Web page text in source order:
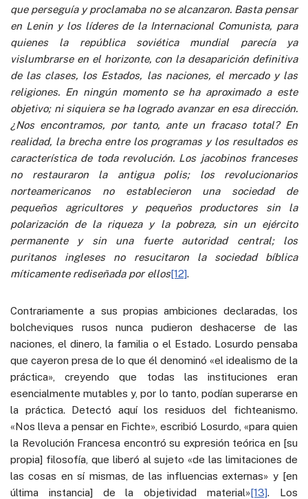
que perseguía y proclamaba no se alcanzaron. Basta pensar
en Lenin y los líderes de la Internacional Comunista, para
quienes la república soviética mundial parecía ya
vislumbrarse en el horizonte, con la desaparición definitiva
de las clases, los Estados, las naciones, el mercado y las
religiones. En ningún momento se ha aproximado a este
objetivo; ni siquiera se ha logrado avanzar en esa dirección.
¿Nos encontramos, por tanto, ante un fracaso total? En
realidad, la brecha entre los programas y los resultados es
característica de toda revolución. Los jacobinos franceses
no restauraron la antigua polis; los revolucionarios
norteamericanos no establecieron una sociedad de
pequeños agricultores y pequeños productores sin la
polarización de la riqueza y la pobreza, sin un ejército
permanente y sin una fuerte autoridad central; los
puritanos ingleses no resucitaron la sociedad bíblica
míticamente rediseñada por ellos[12].
Contrariamente a sus propias ambiciones declaradas, los
bolcheviques rusos nunca pudieron deshacerse de las
naciones, el dinero, la familia o el Estado. Losurdo pensaba
que cayeron presa de lo que él denominó «el idealismo de la
práctica», creyendo que todas las instituciones eran
esencialmente mutables y, por lo tanto, podían superarse en
la práctica. Detectó aquí los residuos del fichteanismo.
«Nos lleva a pensar en Fichte», escribió Losurdo, «para quien
la Revolución Francesa encontró su expresión teórica en [su
propia] filosofía, que liberó al sujeto «de las limitaciones de
las cosas en sí mismas, de las influencias externas» y [en
última instancia] de la objetividad material»[13]. Los